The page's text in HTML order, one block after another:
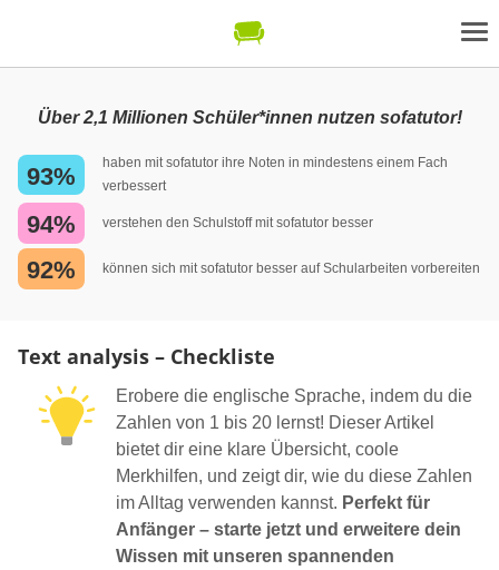
Über 2,1 Millionen Schüler*innen nutzen sofatutor!
93%
haben mit sofatutor ihre Noten in mindestens einem Fach
verbessert
94% verstehen den Schulstoff mit sofatutor besser
92% können sich mit sofatutor besser auf Schularbeiten vorbereiten
Text analysis – Checkliste
Erobere die englische Sprache, indem du die
Zahlen von 1 bis 20 lernst! Dieser Artikel
bietet dir eine klare Übersicht, coole
Merkhilfen, und zeigt dir, wie du diese Zahlen
im Alltag verwenden kannst. Perfekt für
Anfänger – starte jetzt und erweitere dein
Wissen mit unseren spannenden